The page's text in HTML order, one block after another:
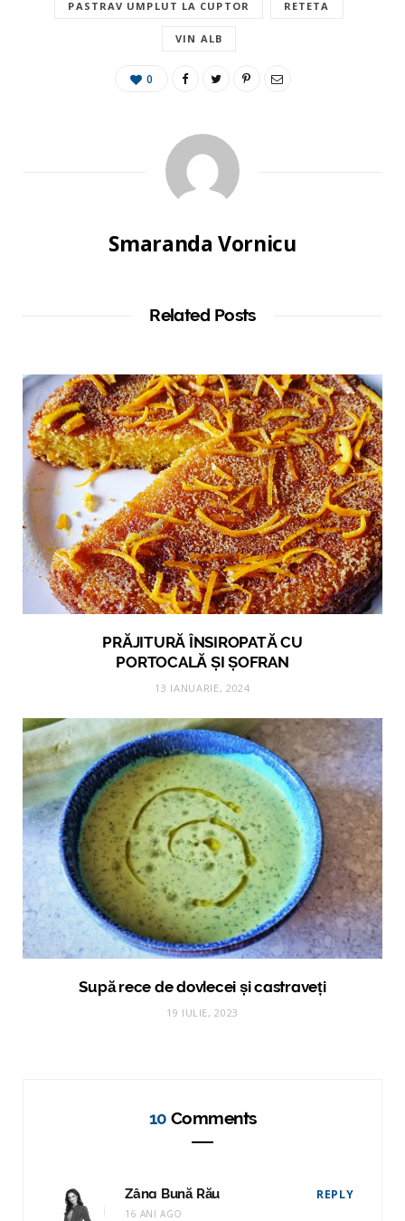
PASTRAV UMPLUT LA CUPTOR RETETA
VIN ALB
0
Smaranda Vornicu
Related Posts
PRĂJITURĂ ÎNSIROPATĂ CU
PORTOCALĂ ȘI ȘOFRAN
13 IANUARIE, 2024
Supă rece de dovlecei și castraveți
19 IULIE, 2023
10 Comments
Zâna Bună Rău
16 ANI AGO
REPLY